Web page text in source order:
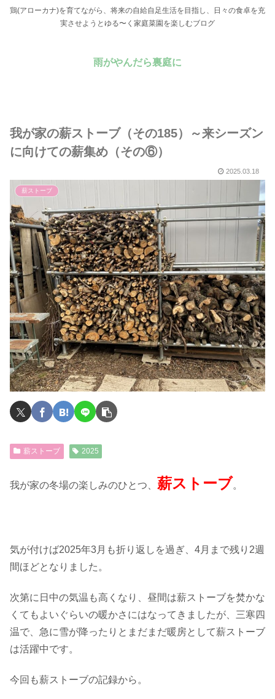
鶏(アローカナ)を育てながら、将来の自給自足生活を目指し、日々の食卓を充
実させようとゆる〜く家庭菜園を楽しむブログ
雨がやんだら裏庭に
我が家の薪ストーブ（その185）～来シーズン
に向けての薪集め（その⑥）
2025.03.18
薪ストーブ
薪ストーブ 2025
我が家の冬場の楽しみのひとつ、 薪ストーブ。
気が付けば2025年3月も折り返しを過ぎ、4月まで残り2週
間ほどとなりました。
次第に日中の気温も高くなり、昼間は薪ストーブを焚かな
くてもよいぐらいの暖かさにはなってきましたが、三寒四
温で、急に雪が降ったりとまだまだ暖房として薪ストーブ
は活躍中です。
今回も薪ストーブの記録から。